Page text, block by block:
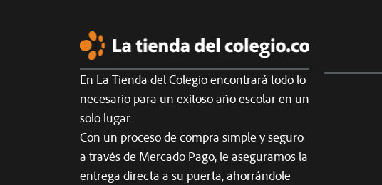
En La Tienda del Colegio encontrará todo lo
necesario para un exitoso año escolar en un
solo lugar.
Con un proceso de compra simple y seguro
a través de Mercado Pago, le aseguramos la
entrega directa a su puerta, ahorrándole